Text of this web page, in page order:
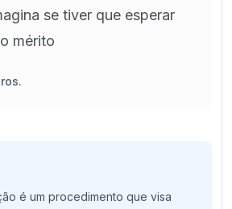
se tiver que esperar
mérito
é um procedimento que visa